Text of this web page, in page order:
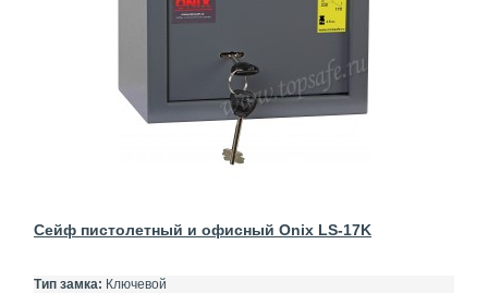
Сейф пистолетный и офисный Onix LS-17K
Тип замка: Ключевой